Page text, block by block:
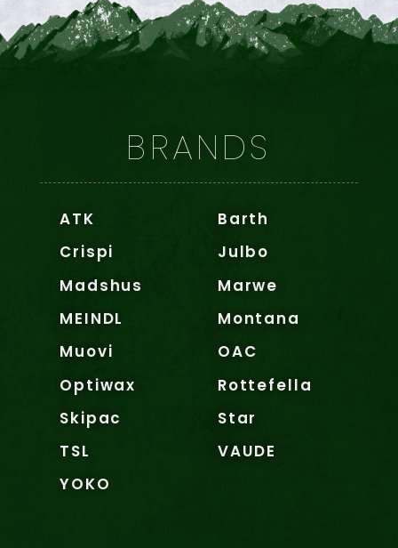
BRANDS
ATK
Barth
Crispi
Julbo
Madshus
Marwe
MEINDL
Montana
Muovi
OAC
Optiwax
Rottefella
Skipac
Star
TSL
VAUDE
YOKO